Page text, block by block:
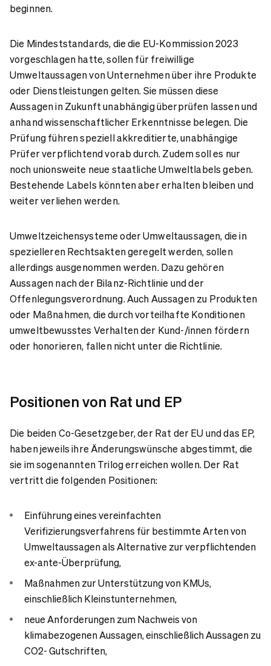
beginnen.
Die Mindeststandards, die die EU-Kommission 2023
vorgeschlagen hatte, sollen für freiwillige
Umweltaussagen von Unternehmen über ihre Produkte
oder Dienstleistungen gelten. Sie müssen diese
Aussagen in Zukunft unabhängig überprüfen lassen und
anhand wissenschaftlicher Erkenntnisse belegen. Die
Prüfung führen speziell akkreditierte, unabhängige
Prüfer verpflichtend vorab durch. Zudem soll es nur
noch unionsweite neue staatliche Umweltlabels geben.
Bestehende Labels könnten aber erhalten bleiben und
weiter verliehen werden.
Umweltzeichensysteme oder Umweltaussagen, die in
spezielleren Rechtsakten geregelt werden, sollen
allerdings ausgenommen werden. Dazu gehören
Aussagen nach der Bilanz-Richtlinie und der
Offenlegungsverordnung. Auch Aussagen zu Produkten
oder Maßnahmen, die durch vorteilhafte Konditionen
umweltbewusstes Verhalten der Kund-/innen fördern
oder honorieren, fallen nicht unter die Richtlinie.
Positionen von Rat und EP
Die beiden Co-Gesetzgeber, der Rat der EU und das EP,
haben jeweils ihre Änderungswünsche abgestimmt, die
sie im sogenannten Trilog erreichen wollen. Der Rat
vertritt die folgenden Positionen:
Einführung eines vereinfachten
Verifizierungsverfahrens für bestimmte Arten von
Umweltaussagen als Alternative zur verpflichtenden
ex-ante-Überprüfung,
Maßnahmen zur Unterstützung von KMUs,
einschließlich Kleinstunternehmen,
neue Anforderungen zum Nachweis von
klimabezogenen Aussagen, einschließlich Aussagen zu
CO2- Gutschriften,